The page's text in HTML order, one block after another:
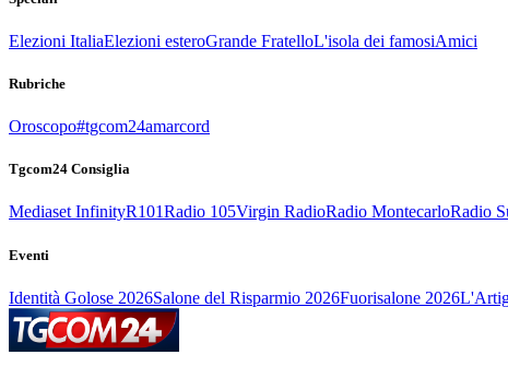
Elezioni ItaliaElezioni esteroGrande FratelloL'isola dei famosiAmici
Rubriche
Oroscopo#tgcom24amarcord
Tgcom24 Consiglia
Mediaset InfinityR101Radio 105Virgin RadioRadio MontecarloRadio
Eventi
Identità Golose 2026Salone del Risparmio 2026Fuorisalone 2026